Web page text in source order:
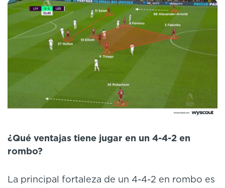
¿Qué ventajas tiene jugar en un 4-4-2 en
rombo?
La principal fortaleza de un 4-4-2 en rombo es